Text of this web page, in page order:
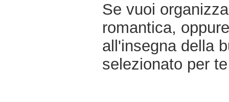
Se vuoi
romantica,
all'insegna della
selezionato per